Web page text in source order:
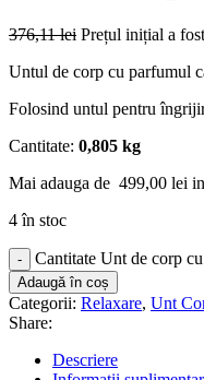
376,11lei Prețul inițial a
Untul de corp cu parfumul
Folosind untul pentru
Cantitate: 0,805 kg
Mai adauga de 499,00 lei
4 în stoc
Cantitate Unt de corp
Adaugă în coș
Categorii: Relaxare, Unt
Share:
Descriere